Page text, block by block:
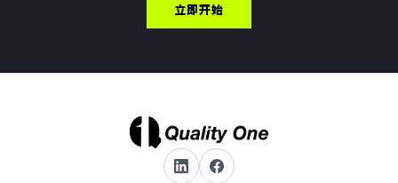
立即开始